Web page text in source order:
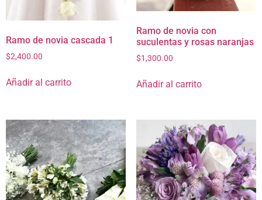
Ramo de novia cascada 1
$2,400.00
Añadir al carrito
Ramo de novia con
suculentas y rosas naranjas
$1,300.00
Añadir al carrito